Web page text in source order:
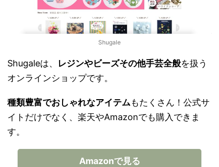
Shugale
Shugaleは、 レジンやビーズその他手芸全般を扱う
オンラインショップです。
種類豊富でおしゃれなアイテムもたくさん！公式サ
イトだけでなく、楽天やAmazonでも購入できま
す。
Amazonで見る